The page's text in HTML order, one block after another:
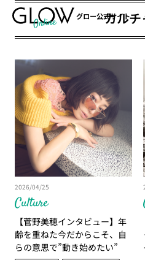
グロー公式サイト
カルチ
Culture
2026/04/25
【菅野美穂インタビュー】年
齢を重ねた今だからこそ、自
らの意思で”動き始めたい”